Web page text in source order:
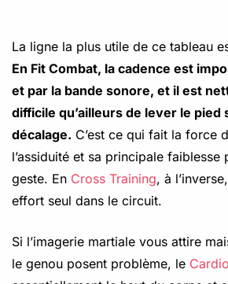
La ligne la plus utile de ce tableau
En Fit Combat, la cadence est
et par la bande sonore, et il est
difficile qu’ailleurs de lever le pied
décalage. C’est ce qui fait la force
l’assiduité et sa principale faiblesse
geste. En Cross Training, à
effort seul dans le circuit.
Si l’imagerie martiale vous attire
le genou posent problème, le